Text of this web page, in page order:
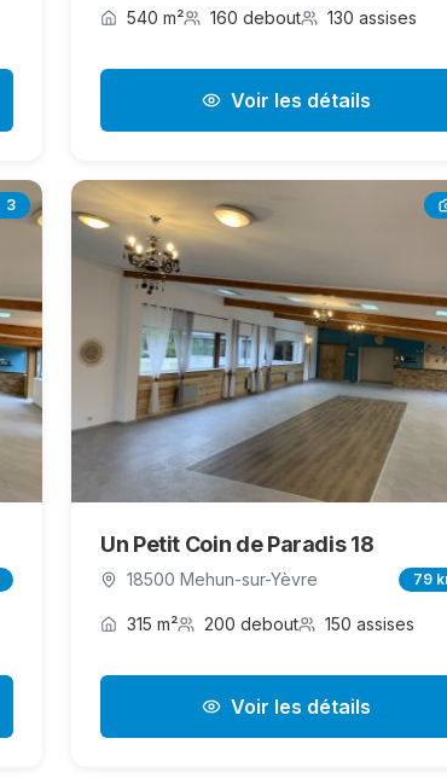
540 m² 160 debout 130 assises
Voir les détails
3
Un Petit Coin de Paradis 18
18500 Mehun-sur-Yèvre 79
315 m² 200 debout 150 assises
Voir les détails